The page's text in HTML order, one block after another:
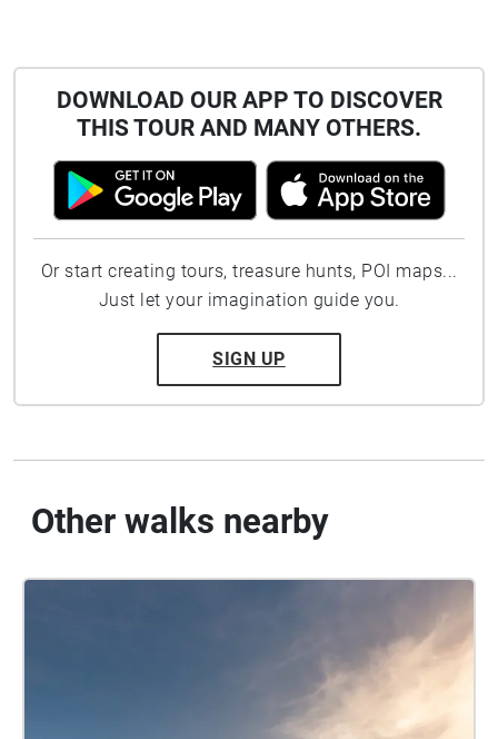
DOWNLOAD OUR APP TO DISCOVER
THIS TOUR AND MANY OTHERS.
Or start creating tours, treasure hunts, POI maps...
Just let your imagination guide you.
SIGN UP
Other walks nearby